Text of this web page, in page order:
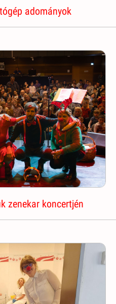
adományok
zenekar koncertjén